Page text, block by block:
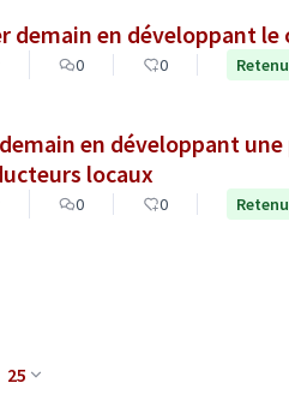
demain en développant
0 0
en développant
locaux
0 0
25